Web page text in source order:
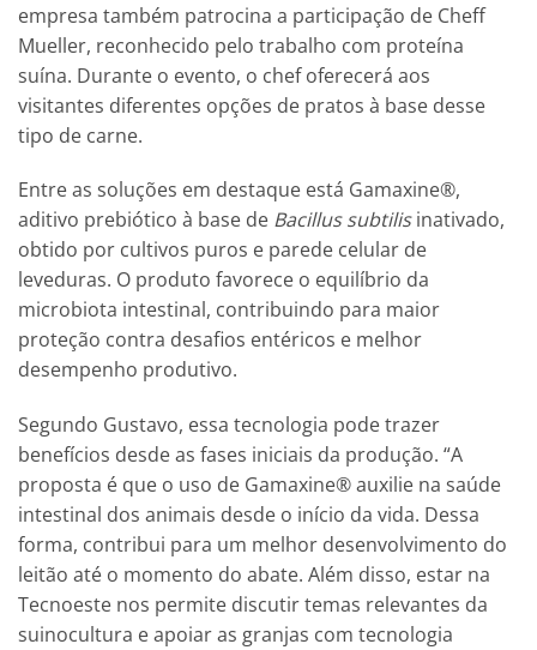
empresa também patrocina a participação de Cheff
Mueller, reconhecido pelo trabalho com proteína
suína. Durante o evento, o chef oferecerá aos
visitantes diferentes opções de pratos à base desse
tipo de carne.
Entre as soluções em destaque está Gamaxine®,
aditivo prebiótico à base de Bacillus subtilisinativado,
obtido por cultivos puros e parede celular de
leveduras. O produto favorece o equilíbrio da
microbiota intestinal, contribuindo para maior
proteção contra desafios entéricos e melhor
desempenho produtivo.
Segundo Gustavo, essa tecnologia pode trazer
benefícios desde as fases iniciais da produção. “A
proposta é que o uso de Gamaxine® auxilie na saúde
intestinal dos animais desde o início da vida. Dessa
forma, contribui para um melhor desenvolvimento do
leitão até o momento do abate. Além disso, estar na
Tecnoeste nos permite discutir temas relevantes da
suinocultura e apoiar as granjas com tecnologia